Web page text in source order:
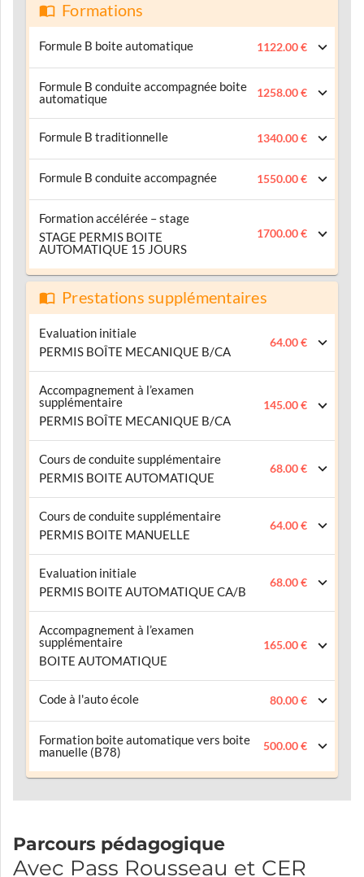
Formations
Formule B boite automatique 1122.00 €
Formule B conduite accompagnée boite
automatique
1258.00 €
Formule B traditionnelle 1340.00 €
Formule B conduite accompagnée 1550.00 €
Formation accélérée – stage
STAGE PERMIS BOITE
AUTOMATIQUE 15 JOURS
1700.00 €
Prestations supplémentaires
Evaluation initiale
PERMIS BOÎTE MECANIQUE B/CA
64.00 €
Accompagnement à l’examen
supplémentaire
PERMIS BOÎTE MECANIQUE B/CA
145.00 €
Cours de conduite supplémentaire
PERMIS BOITE AUTOMATIQUE
68.00 €
Cours de conduite supplémentaire
PERMIS BOITE MANUELLE
64.00 €
Evaluation initiale
PERMIS BOITE AUTOMATIQUE CA/B
68.00 €
Accompagnement à l’examen
supplémentaire
BOITE AUTOMATIQUE
165.00 €
Code à l'auto école 80.00 €
Formation boite automatique vers boite
manuelle (B78)
500.00 €
Parcours pédagogique
Avec Pass Rousseau et CER